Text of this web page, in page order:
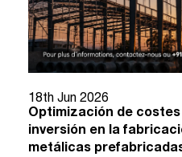
18th Jun 2026
Optimización de
inversión en la
metálicas